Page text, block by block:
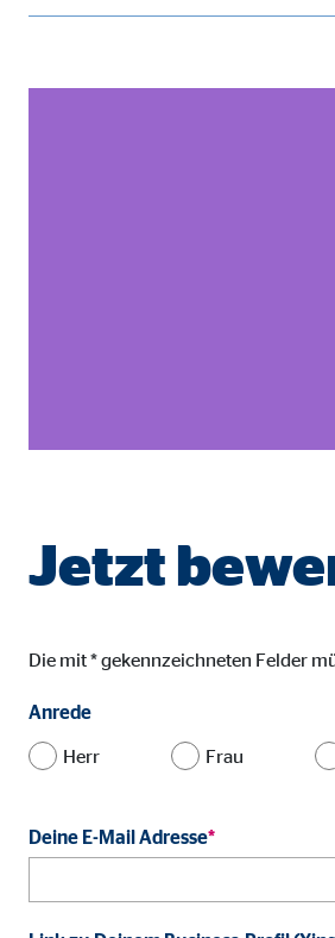
Jetzt
Die mit * gekennzeichneten Felder
Anrede
Herr Frau
Deine E-Mail Adresse*
Statistik Cookies
Google Analytics |
Marketing Cookies
Name:
Zweck:
Adform |
Anbieter:
Zweck: